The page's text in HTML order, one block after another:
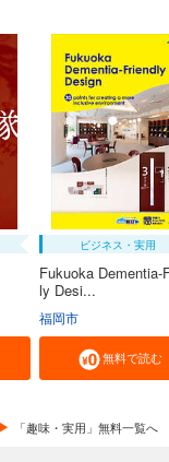
ビジネス・実用
Fukuoka Dementia-
ly Desi...
福岡市
無料で読む
「趣味・実用」無料一覧へ